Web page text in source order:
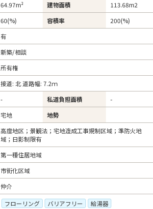
64.97m² 建物面積 113.68m2
60(%) 容積率
200(%)
有
新築/相談
所有権
接道: 北 道路幅: 7.2ｍ
- 私道負担面積
-
宅地 地勢
高度地区；景観法；宅地造成工事規制区域；準防火地
域；日影制限有
第一種住居地域
市街化区域
仲介
フローリング バリアフリー
給湯器